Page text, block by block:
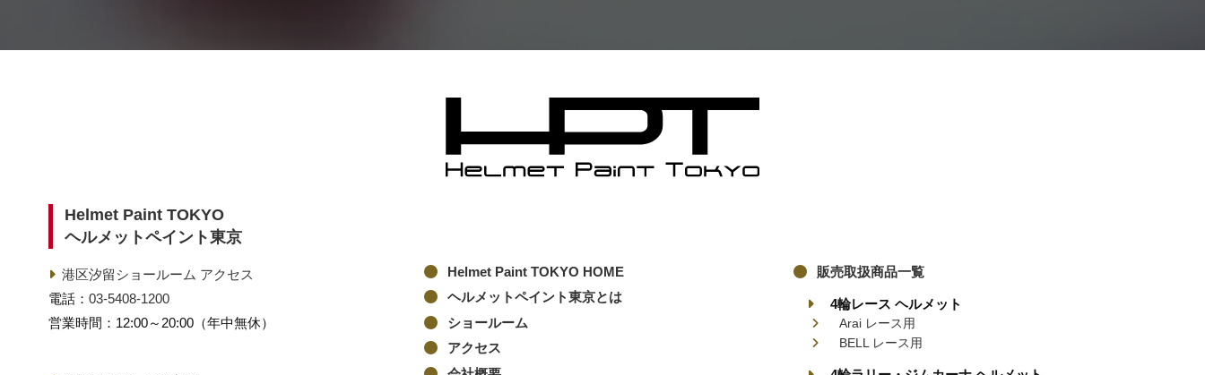
Helmet Paint TOKYO
ヘルメットペイント東京
港区汐留ショールーム アクセス
電話： 03-5408-1200
営業時間：12:00～20:00（年中無休）
Helmet Paint TOKYO HOME
ヘルメットペイント東京とは
ショールーム
アクセス
販売取扱商品一覧
4輪レース ヘルメット
Arai レース用
BELL レース用